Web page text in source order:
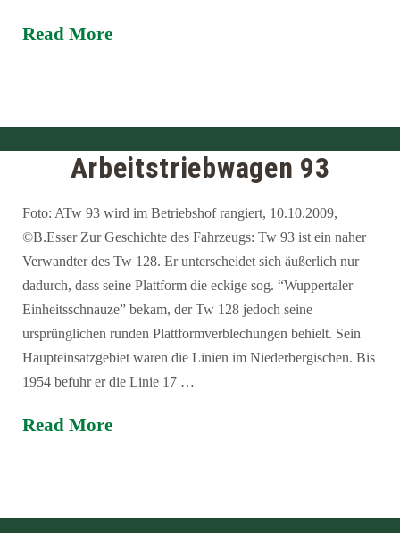
Read More
Arbeitstriebwagen 93
Foto: ATw 93 wird im Betriebshof rangiert, 10.10.2009,
©B.Esser Zur Geschichte des Fahrzeugs: Tw 93 ist ein naher
Verwandter des Tw 128. Er unterscheidet sich äußerlich nur
dadurch, dass seine Plattform die eckige sog. “Wuppertaler
Einheitsschnauze” bekam, der Tw 128 jedoch seine
ursprünglichen runden Plattformverblechungen behielt. Sein
Haupteinsatzgebiet waren die Linien im Niederbergischen. Bis
1954 befuhr er die Linie 17 …
Read More